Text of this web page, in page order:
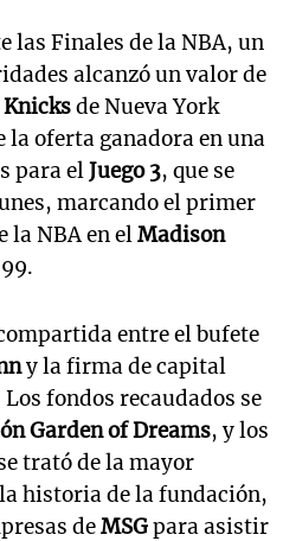
Finales de la NBA, un
alcanzó un valor de
Knicksde Nueva York
la oferta ganadora en una
para elJuego 3, que se
marcando el primer
la NBA en elMadison
entre el bufete
y la firma de capital
Los fondos recaudados se
Garden of Dreams, y los
trató de la mayor
historia de la fundación,
deMSGpara asistir